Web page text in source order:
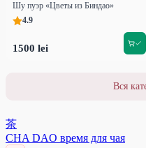
Шу пуэр «Цветы из Биндао»
4.9
1500 lei
Вся
茶
CHA DAO время для чая